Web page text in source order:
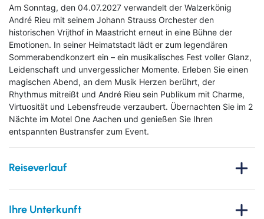
Am Sonntag, den 04.07.2027 verwandelt der Walzerkönig
André Rieu mit seinem Johann Strauss Orchester den
historischen Vrijthof in Maastricht erneut in eine Bühne der
Emotionen. In seiner Heimatstadt lädt er zum legendären
Sommerabendkonzert ein – ein musikalisches Fest voller Glanz,
Leidenschaft und unvergesslicher Momente. Erleben Sie einen
magischen Abend, an dem Musik Herzen berührt, der
Rhythmus mitreißt und André Rieu sein Publikum mit Charme,
Virtuosität und Lebensfreude verzaubert. Übernachten Sie im 2
Nächte im Motel One Aachen und genießen Sie Ihren
entspannten Bustransfer zum Event.
Reiseverlauf
Ihre Unterkunft